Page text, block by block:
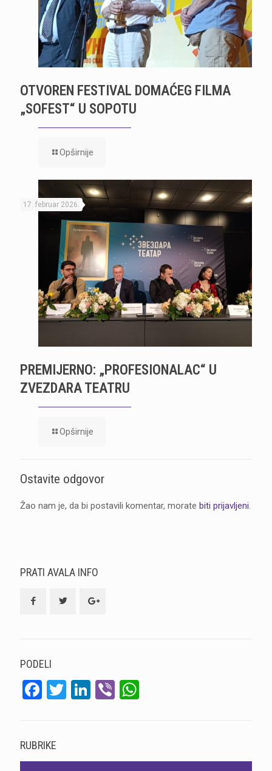
OTVOREN FESTIVAL DOMAĆEG FILMA
„SOFEST“ U SOPOTU
Opširnije
17. februar 2026.
PREMIJERNO: „PROFESIONALAC“ U
ZVEZDARA TEATRU
Opširnije
Ostavite odgovor
Žao nam je, da bi postavili komentar, morate biti prijavljeni.
PRATI AVALA INFO
PODELI
Facebook
Twitter
LinkedIn
Viber
RUBRIKE